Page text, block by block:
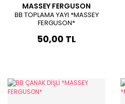
MASSEY FERGUSON
BB TOPLAMA YAYI *MASSEY
FERGUSON*
50,00 TL